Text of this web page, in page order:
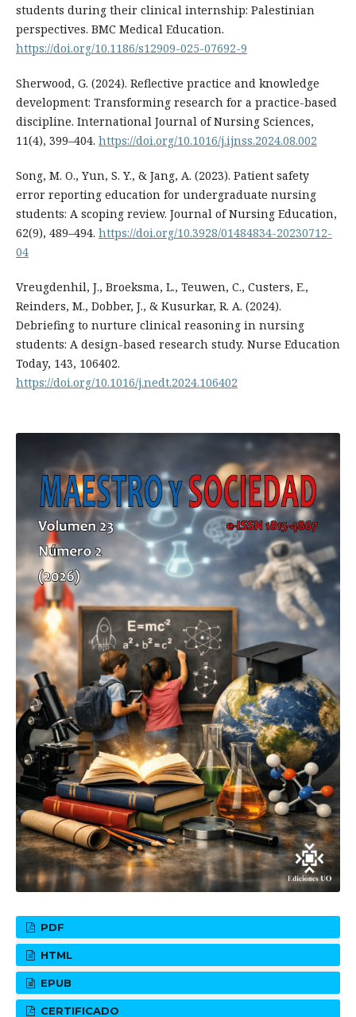
students during their clinical internship: Palestinian
perspectives. BMC Medical Education.
https://doi.org/10.1186/s12909-025-07692-9
Sherwood, G. (2024). Reflective practice and knowledge
development: Transforming research for a practice-based
discipline. International Journal of Nursing Sciences,
11(4), 399–404. https://doi.org/10.1016/j.ijnss.2024.08.002
Song, M. O., Yun, S. Y., & Jang, A. (2023). Patient safety
error reporting education for undergraduate nursing
students: A scoping review. Journal of Nursing Education,
62(9), 489–494. https://doi.org/10.3928/01484834-20230712-
04
Vreugdenhil, J., Broeksma, L., Teuwen, C., Custers, E.,
Reinders, M., Dobber, J., & Kusurkar, R. A. (2024).
Debriefing to nurture clinical reasoning in nursing
students: A design-based research study. Nurse Education
Today, 143, 106402.
https://doi.org/10.1016/j.nedt.2024.106402
PDF
HTML
EPUB
CERTIFICADO